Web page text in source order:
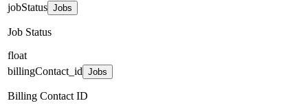
jobStatus Jobs
Job Status
float
billingContact_id Jobs
Billing Contact ID